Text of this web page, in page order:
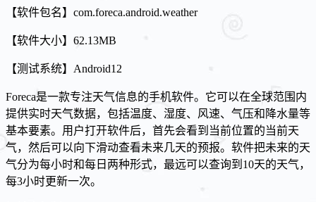
【软件包名】com.foreca.android.weather
【软件大小】62.13MB
【测试系统】Android12
Foreca是一款专注天气信息的手机软件。它可以在全球范围内
提供实时天气数据，包括温度、湿度、风速、气压和降水量等
基本要素。用户打开软件后，首先会看到当前位置的当前天
气，然后可以向下滑动查看未来几天的预报。软件把未来的天
气分为每小时和每日两种形式，最远可以查询到10天的天气，
每3小时更新一次。